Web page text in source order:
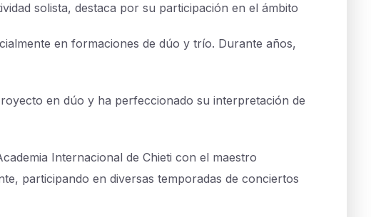
solista, destaca por su participación en el ámbito
en formaciones de dúo y trío. Durante años,
en dúo y ha perfeccionado su interpretación de
Internacional de Chieti con el maestro
participando en diversas temporadas de conciertos